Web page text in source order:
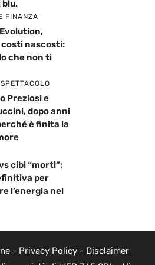
blu.
FINANZA
nascosti:
che non ti
Preziosi e
dopo anni
è finita la
cibi “morti”:
per
l’energia nel
- Privacy Policy- Disclaimer